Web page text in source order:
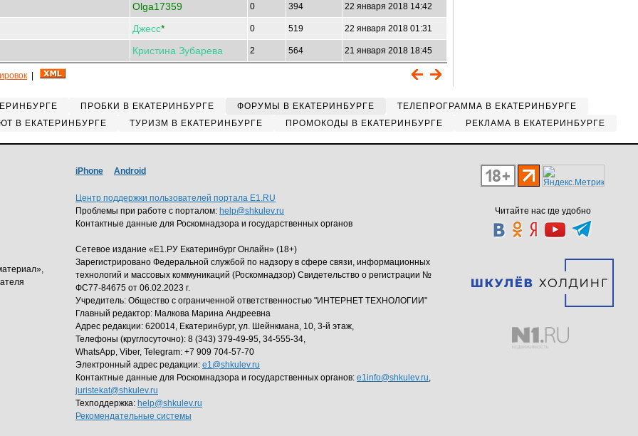
Olga17359 0 394 22 января 2018 14:42
Джесс* 0 519 22 января 2018 01:31
Кристина Зубарева 2 564 21 января 2018 18:45
ПРОБКИ В ЕКАТЕРИНБУРГЕ ФОРУМЫ В ЕКАТЕРИНБУРГЕ
ТЕЛЕПРОГРАММА В ЕКАТЕРИНБУРГЕ
В ЕКАТЕРИНБУРГЕ ТУРИЗМ В ЕКАТЕРИНБУРГЕ ПРОМОКОДЫ В ЕКАТЕРИНБУРГЕ РЕКЛАМА В ЕКАТЕРИНБУРГЕ
Читайте нас где удобно
iPhone Android
Центр поддержки пользователей портала E1.RU
Проблемы при работе с порталом: help@shkulev.ru
Контактные данные для Роскомнадзора и государственных органов
Сетевое издание «Е1.РУ Екатеринбург Онлайн» (18+)
Зарегистрировано Федеральной службой по надзору в сфере связи, информационных
технологий и массовых коммуникаций (Роскомнадзор) Свидетельство о регистрации №
ФС77-84675 от 06.02.2023 г.
Учредитель: Общество с ограниченной ответственностью "ИНТЕРНЕТ ТЕХНОЛОГИИ"
Главный редактор: Малкова Марина Андреевна
Адрес редакции: 620014, Екатеринбург, ул. Шейнкмана, 10, 3-й этаж,
Телефоны (круглосуточно): 8 (343) 379-49-95, 34-555-34,
WhatsApp, Viber, Telegram: +7 909 704-57-70
Электронный адрес редакции: e1@shkulev.ru
Контактные данные для Роскомнадзора и государственных органов: e1info@shkulev.ru,
juristekat@shkulev.ru
Техподдержка: help@shkulev.ru
Рекомендательные системы